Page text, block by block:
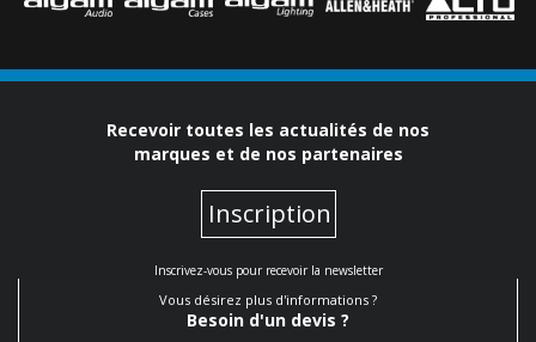
Recevoir toutes les actualités de nos
marques et de nos partenaires
Inscription
Inscrivez-vous pour recevoir la newsletter
Vous désirez plus d'informations ?
Besoin d'un devis ?